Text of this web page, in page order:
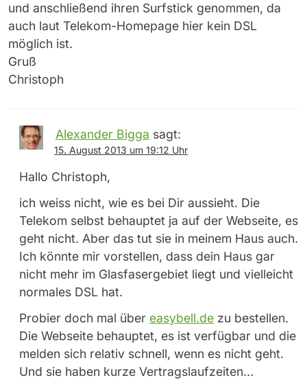
und anschließend ihren Surfstick genommen, da
auch laut Telekom-Homepage hier kein DSL
möglich ist.
Gruß
Christoph
Alexander Bigga sagt:
15. August 2013 um 19:12 Uhr
Hallo Christoph,
ich weiss nicht, wie es bei Dir aussieht. Die
Telekom selbst behauptet ja auf der Webseite, es
geht nicht. Aber das tut sie in meinem Haus auch.
Ich könnte mir vorstellen, dass dein Haus gar
nicht mehr im Glasfasergebiet liegt und vielleicht
normales DSL hat.
Probier doch mal über easybell.de zu bestellen.
Die Webseite behauptet, es ist verfügbar und die
melden sich relativ schnell, wenn es nicht geht.
Und sie haben kurze Vertragslaufzeiten…